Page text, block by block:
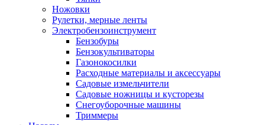
Ножовки
Рулетки, мерные ленты
Электробензоинструмент
Бензобуры
Бензокультиваторы
Газонокосилки
Расходные материалы и аксессуары
Садовые измельчители
Садовые ножницы и кусторезы
Снегоуборочные машины
Триммеры